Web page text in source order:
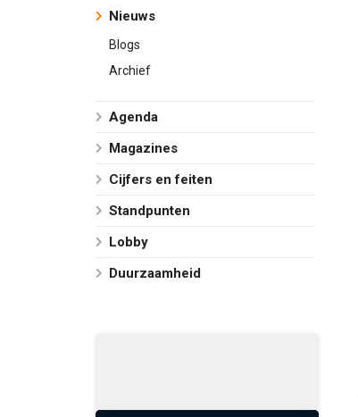
Nieuws
Blogs
Archief
Agenda
Magazines
Cijfers en feiten
Standpunten
Lobby
Duurzaamheid